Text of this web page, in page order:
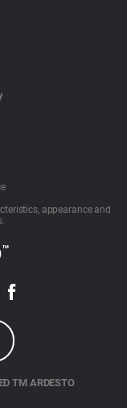
appearance and
TM ARDESTO